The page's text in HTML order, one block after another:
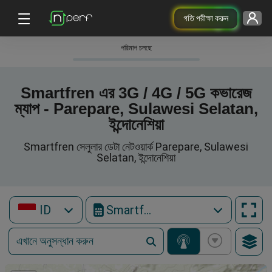
গতি পরীক্ষা করুন
পরিমাপ চলছে
Smartfren এর 3G / 4G / 5G কভারেজ
ম্যাপ - Parepare, Sulawesi Selatan,
ইন্দোনেশিয়া
Smartfren সেলুলার ডেটা নেটওয়ার্ক Parepare, Sulawesi
Selatan, ইন্দোনেশিয়া
ID Smartfren